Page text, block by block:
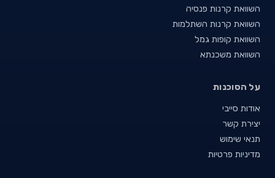
השוואת קרנות פנסיה
השוואת קרנות השתלמות
השוואת קופות גמל
השוואת משכנתא
על הסוכנות
אודות סייבי
יצירת קשר
תנאי שימוש
מדיניות פרטיות